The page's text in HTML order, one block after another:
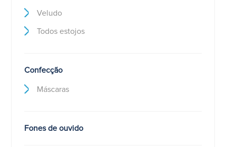
Veludo
Todos estojos
Confecção
Máscaras
Fones de ouvido